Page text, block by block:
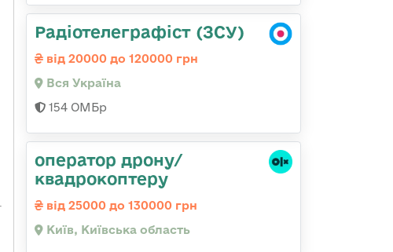
Радіотелеграфіст (ЗСУ)
від 20000 до 120000 грн
Вся Україна
154 ОМБр
оператор дрону/
квадрокоптеру
від 25000 до 130000 грн
Київ, Київська область